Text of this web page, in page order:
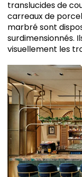
translucides de
carreaux de
marbré sont
surdimensionnés.
visuellement les